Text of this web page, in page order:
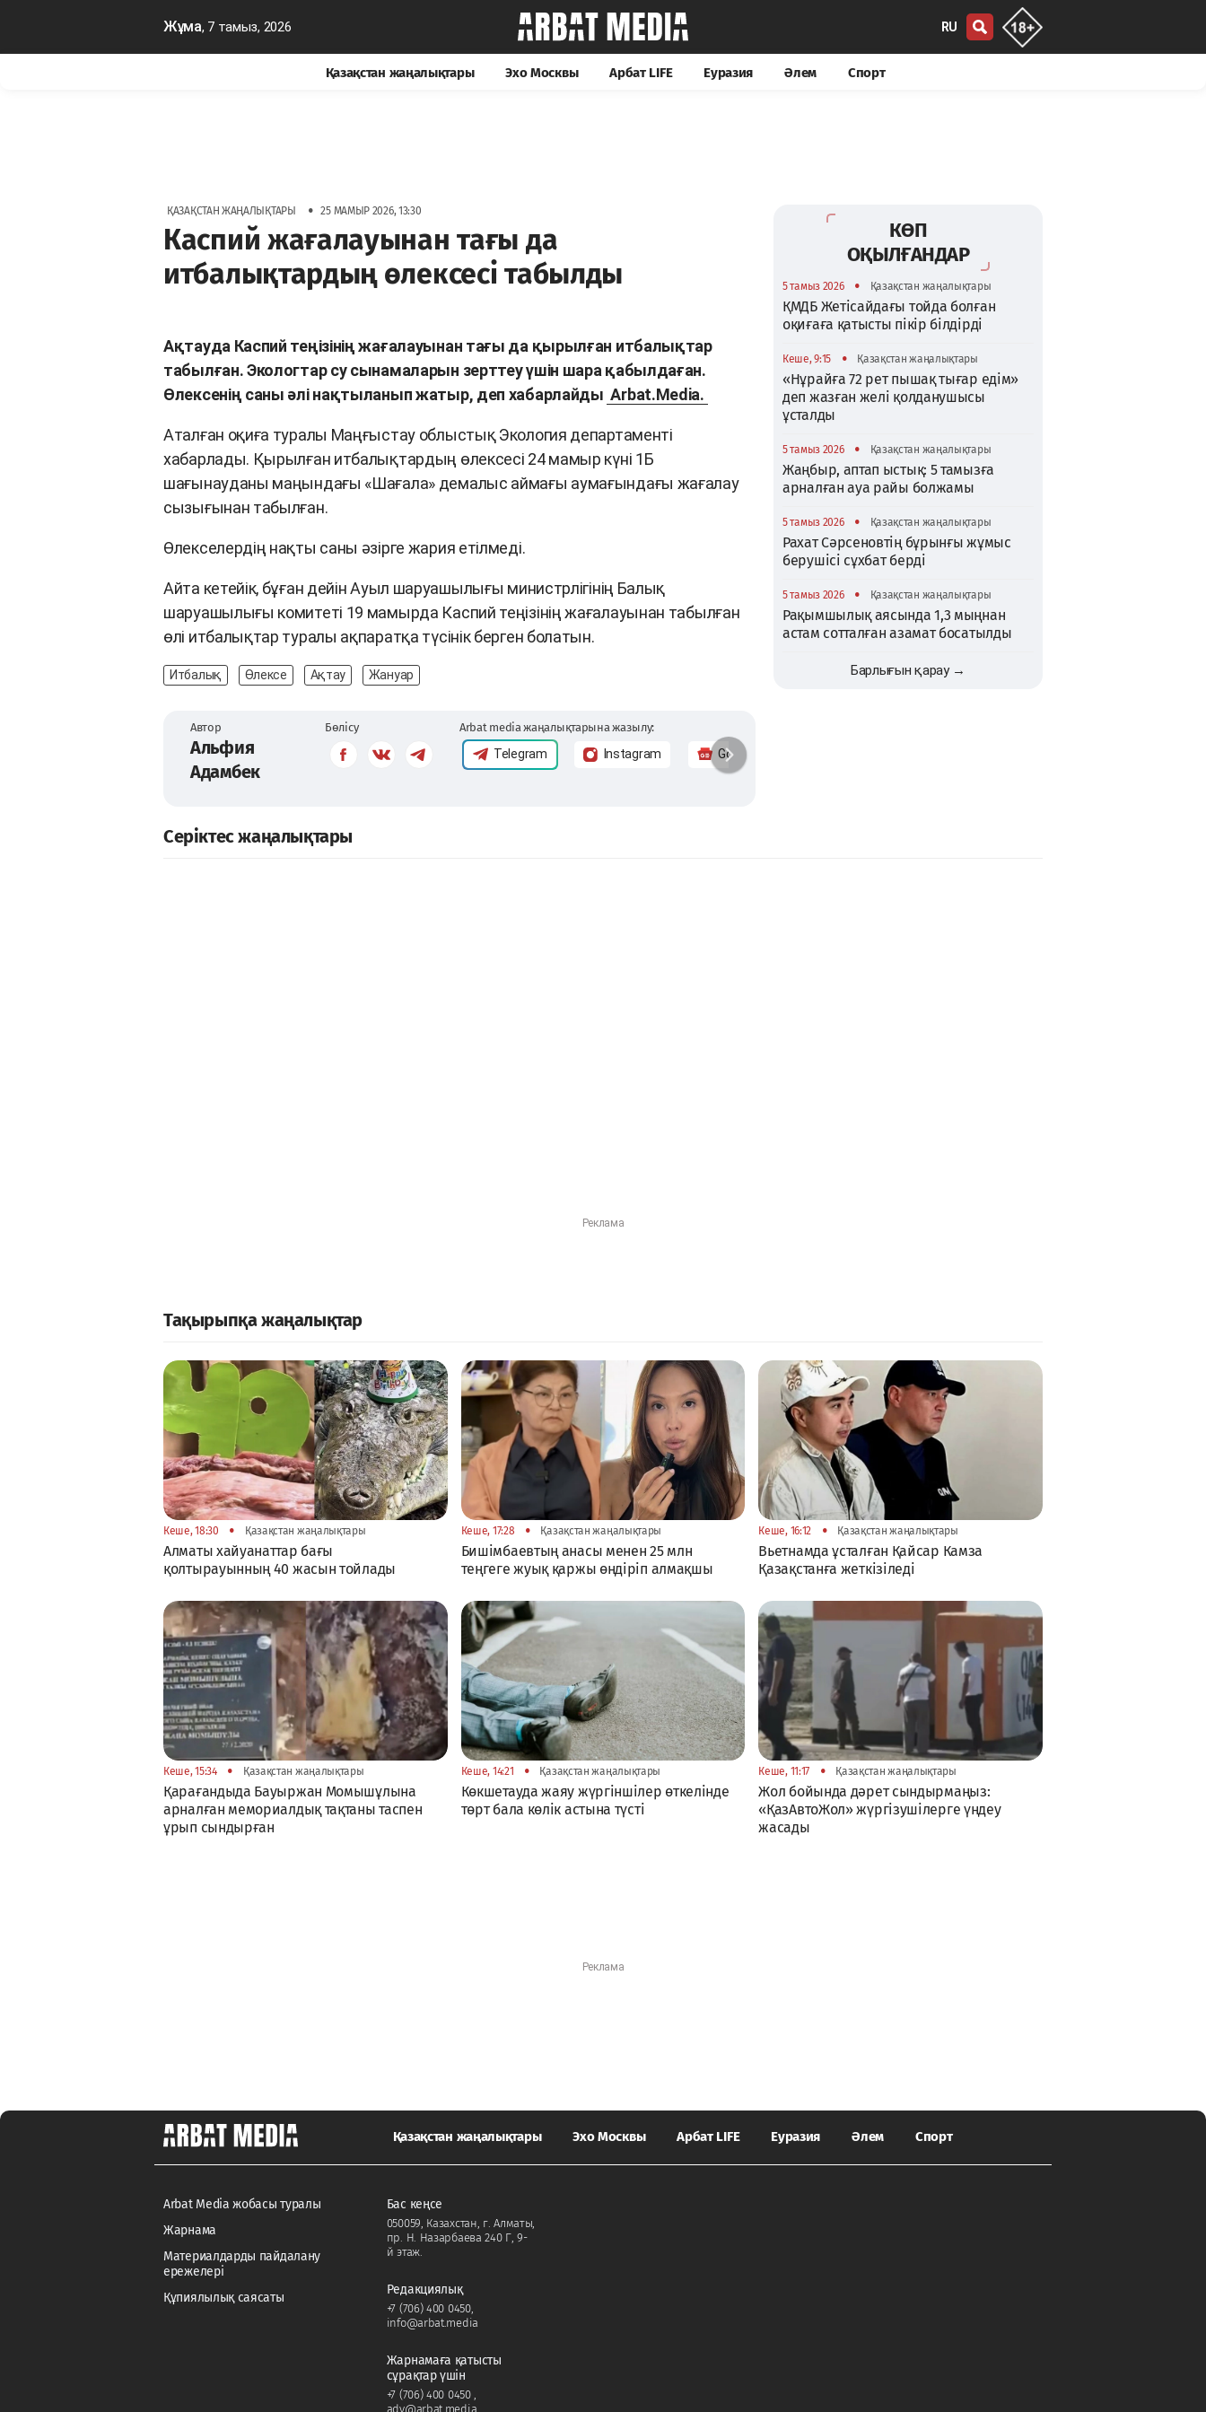
Жұма, 7 тамыз, 2026 RU
Қазақстан жаңалықтары Эхо Москвы Арбат LIFE Еуразия Әлем Спорт
ҚАЗАҚСТАН ЖАҢАЛЫҚТАРЫ • 25 МАМЫР 2026, 13:30
Каспий жағалауынан тағы да
итбалықтардың өлексесі табылды
Ақтауда Каспий теңізінің жағалауынан тағы да қырылған итбалықтар
табылған. Экологтар су сынамаларын зерттеу үшін шара қабылдаған.
Өлексенің саны әлі нақтыланып жатыр, деп хабарлайды Arbat.Media.
Аталған оқиға туралы Маңғыстау облыстық Экология департаменті
хабарлады. Қырылған итбалықтардың өлексесі 24 мамыр күні 1Б
шағынауданы маңындағы «Шағала» демалыс аймағы аумағындағы жағалау
сызығынан табылған.
Өлекселердің нақты саны әзірге жария етілмеді.
Айта кетейік, бұған дейін Ауыл шаруашылығы министрлігінің Балық
шаруашылығы комитеті 19 мамырда Каспий теңізінің жағалауынан табылған
өлі итбалықтар туралы ақпаратқа түсінік берген болатын.
Итбалық Өлексе Ақтау Жануар
Автор
Альфия
Адамбек
Бөлісу Arbat media жаңалықтарына жазылу:
Telegram Instagram Google News
КӨП
ОҚЫЛҒАНДАР
5 тамыз 2026 • Қазақстан жаңалықтары
ҚМДБ Жетісайдағы тойда болған
оқиғаға қатысты пікір білдірді
Кеше, 9:15 • Қазақстан жаңалықтары
«Нұрайға 72 рет пышақ тығар едім»
деп жазған желі қолданушысы
ұсталды
5 тамыз 2026 • Қазақстан жаңалықтары
Жаңбыр, аптап ыстық: 5 тамызға
арналған ауа райы болжамы
5 тамыз 2026 • Қазақстан жаңалықтары
Рахат Сәрсеновтің бұрынғы жұмыс
берушісі сұхбат берді
5 тамыз 2026 • Қазақстан жаңалықтары
Рақымшылық аясында 1,3 мыңнан
астам сотталған азамат босатылды
Барлығын қарау →
Серіктес жаңалықтары
Тақырыпқа жаңалықтар
Кеше, 18:30 • Қазақстан жаңалықтары
Алматы хайуанаттар бағы
қолтырауынның 40 жасын тойлады
Кеше, 17:28 • Қазақстан жаңалықтары
Бишімбаевтың анасы менен 25 млн
теңгеге жуық қаржы өндіріп алмақшы
Кеше, 16:12 • Қазақстан жаңалықтары
Вьетнамда ұсталған Қайсар Камза
Қазақстанға жеткізіледі
Кеше, 15:34 • Қазақстан жаңалықтары
Қарағандыда Бауыржан Момышұлына
арналған мемориалдық тақтаны таспен
ұрып сындырған
Кеше, 14:21 • Қазақстан жаңалықтары
Көкшетауда жаяу жүргіншілер өткелінде
төрт бала көлік астына түсті
Кеше, 11:17 • Қазақстан жаңалықтары
Жол бойында дәрет сындырмаңыз:
«ҚазАвтоЖол» жүргізушілерге үндеу
жасады
Қазақстан жаңалықтары Эхо Москвы Арбат LIFE Еуразия Әлем Спорт
Arbat Media жобасы туралы
Жарнама
Материалдарды пайдалану
ережелері
Құпиялылық саясаты
Бас кеңсе
050059, Казахстан, г. Алматы,
пр. Н. Назарбаева 240 Г, 9-
й этаж.
Редакциялық
+7 (706) 400 0450,
info@arbat.media
Жарнамаға қатысты
сұрақтар үшін
+7 (706) 400 0450
adv@arbat.media